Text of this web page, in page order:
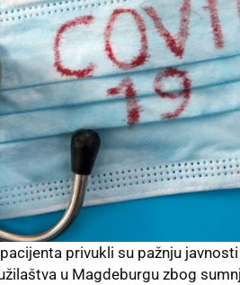
privukli su pažnju
u Magdeburgu zbog